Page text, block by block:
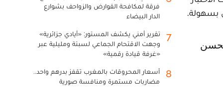
بسهولة.
فرقة لمكافحة القوارض والزواحف بشوارع
الدار البيضاء
7
تقرير أمني يكشف المستور: «أيادي جزائرية»
وجهت الاقتحام الجماعي لسبتة ومليلية عبر
«غرفة قيادة رقمية»
8
أسعار المحروقات بالمغرب تقفز بدرهم واحد..
مضاربات مستمرة ومنافسة صورية